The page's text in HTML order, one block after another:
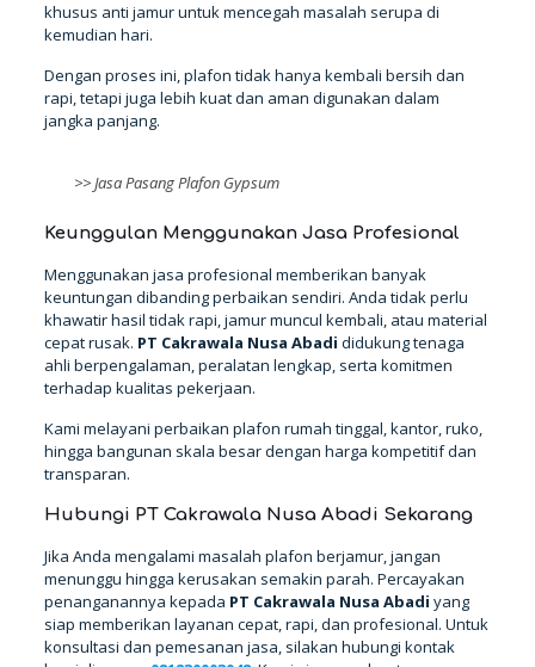
khusus anti jamur untuk mencegah masalah serupa di
kemudian hari.
Dengan proses ini, plafon tidak hanya kembali bersih dan
rapi, tetapi juga lebih kuat dan aman digunakan dalam
jangka panjang.
>>Jasa Pasang Plafon Gypsum
Keunggulan Menggunakan Jasa Profesional
Menggunakan jasa profesional memberikan banyak
keuntungan dibanding perbaikan sendiri. Anda tidak perlu
khawatir hasil tidak rapi, jamur muncul kembali, atau material
cepat rusak. PT Cakrawala Nusa Abadi didukung tenaga
ahli berpengalaman, peralatan lengkap, serta komitmen
terhadap kualitas pekerjaan.
Kami melayani perbaikan plafon rumah tinggal, kantor, ruko,
hingga bangunan skala besar dengan harga kompetitif dan
transparan.
Hubungi PT Cakrawala Nusa Abadi Sekarang
Jika Anda mengalami masalah plafon berjamur, jangan
menunggu hingga kerusakan semakin parah. Percayakan
penanganannya kepada PT Cakrawala Nusa Abadi yang
siap memberikan layanan cepat, rapi, dan profesional. Untuk
konsultasi dan pemesanan jasa, silakan hubungi kontak